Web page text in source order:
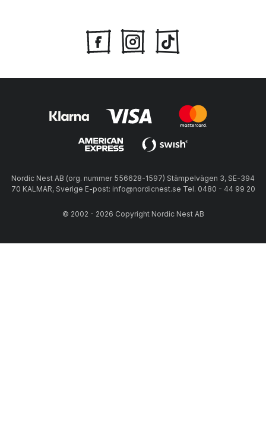
Nordic Nest AB (org. nummer 556628-1597) Stämpelvägen 3, SE-394
70 KALMAR, Sverige E-post: info@nordicnest.se Tel. 0480 - 44 99 20
© 2002 - 2026 Copyright Nordic Nest AB